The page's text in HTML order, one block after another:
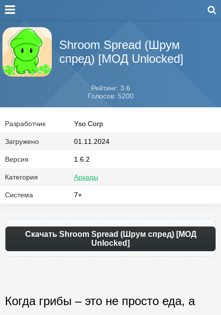
Shroom Spread (Шрум
спред) [МОД Unlocked]
Рейтинг: 3.6
Голосов: 5200
Разработчик Yso Corp
Загружено 01.11.2024
Версия 1.6.2
Категория Аркады
Система 7+
Скачать Shroom Spread (Шрум спред) [МОД
Unlocked]
Когда грибы – это не просто еда, а